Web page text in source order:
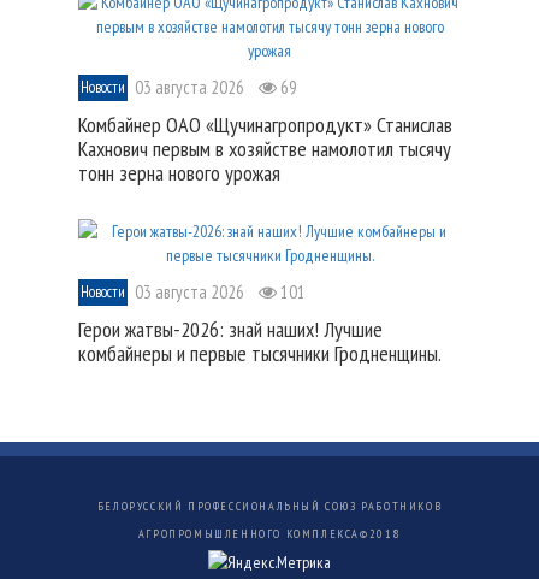
Новости 03 августа 2026 69
Комбайнер ОАО «Щучинагропродукт» Станислав
Кахнович первым в хозяйстве намолотил тысячу
тонн зерна нового урожая
Новости 03 августа 2026 101
Герои жатвы-2026: знай наших! Лучшие
комбайнеры и первые тысячники Гродненщины.
БЕЛОРУССКИЙ ПРОФЕССИОНАЛЬНЫЙ СОЮЗ РАБОТНИКОВ
АГРОПРОМЫШЛЕННОГО КОМПЛЕКСА© 2018